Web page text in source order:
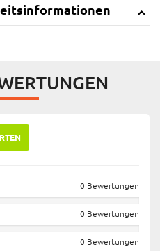
0 Bewertungen
0 Bewertungen
0 Bewertungen